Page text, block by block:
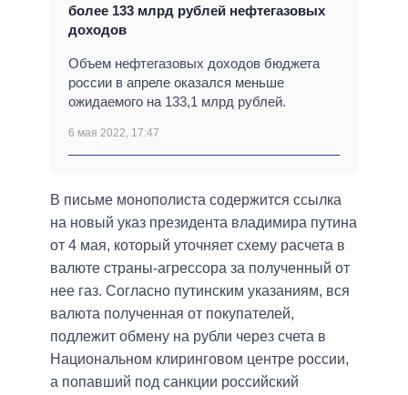
более 133 млрд рублей нефтегазовых
доходов
Объем нефтегазовых доходов бюджета
россии в апреле оказался меньше
ожидаемого на 133,1 млрд рублей.
6 мая 2022, 17:47
В письме монополиста содержится ссылка
на новый указ президента владимира путина
от 4 мая, который уточняет схему расчета в
валюте страны-агрессора за полученный от
нее газ. Согласно путинским указаниям, вся
валюта полученная от покупателей,
подлежит обмену на рубли через счета в
Национальном клиринговом центре россии,
а попавший под санкции российский